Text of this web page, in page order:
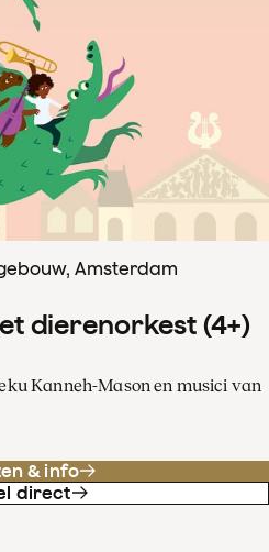
Amsterdam
dierenorkest (4+)
Kanneh-Mason en musici van
& info
direct